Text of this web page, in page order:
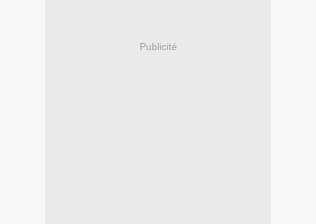
Publicité